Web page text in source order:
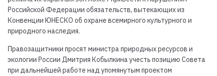
Российской Федерации обязательств, вытекающих из
Конвенции ЮНЕСКО об охране всемирного культурного и
природного наследия.
Правозащитники просят министра природных ресурсов и
экологии России Дмитрия Кобылкина учесть позицию Совета
при дальнейшей работе над упомянутым проектом